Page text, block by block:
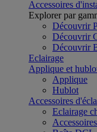
Accessoires
Explorer par
Découvrir
Découvrir
Découvrir
Eclairage
Applique et
Applique
Hublot
Accessoires
Eclairage